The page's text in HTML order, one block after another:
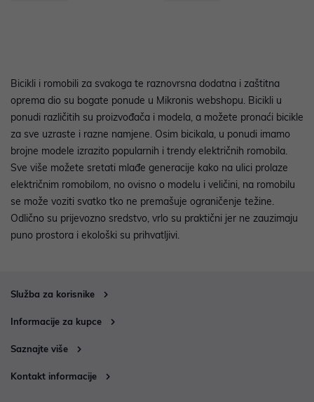
Bicikli i romobili za svakoga te raznovrsna dodatna i zaštitna
oprema dio su bogate ponude u Mikronis webshopu. Bicikli u
ponudi različitih su proizvođača i modela, a možete pronaći bicikle
za sve uzraste i razne namjene. Osim bicikala, u ponudi imamo
brojne modele izrazito popularnih i trendy električnih romobila.
Sve više možete sretati mlađe generacije kako na ulici prolaze
električnim romobilom, no ovisno o modelu i veličini, na romobilu
se može voziti svatko tko ne premašuje ograničenje težine.
Odlično su prijevozno sredstvo, vrlo su praktični jer ne zauzimaju
puno prostora i ekološki su prihvatljivi.
Služba za korisnike
Informacije za kupce
Saznajte više
Kontakt informacije